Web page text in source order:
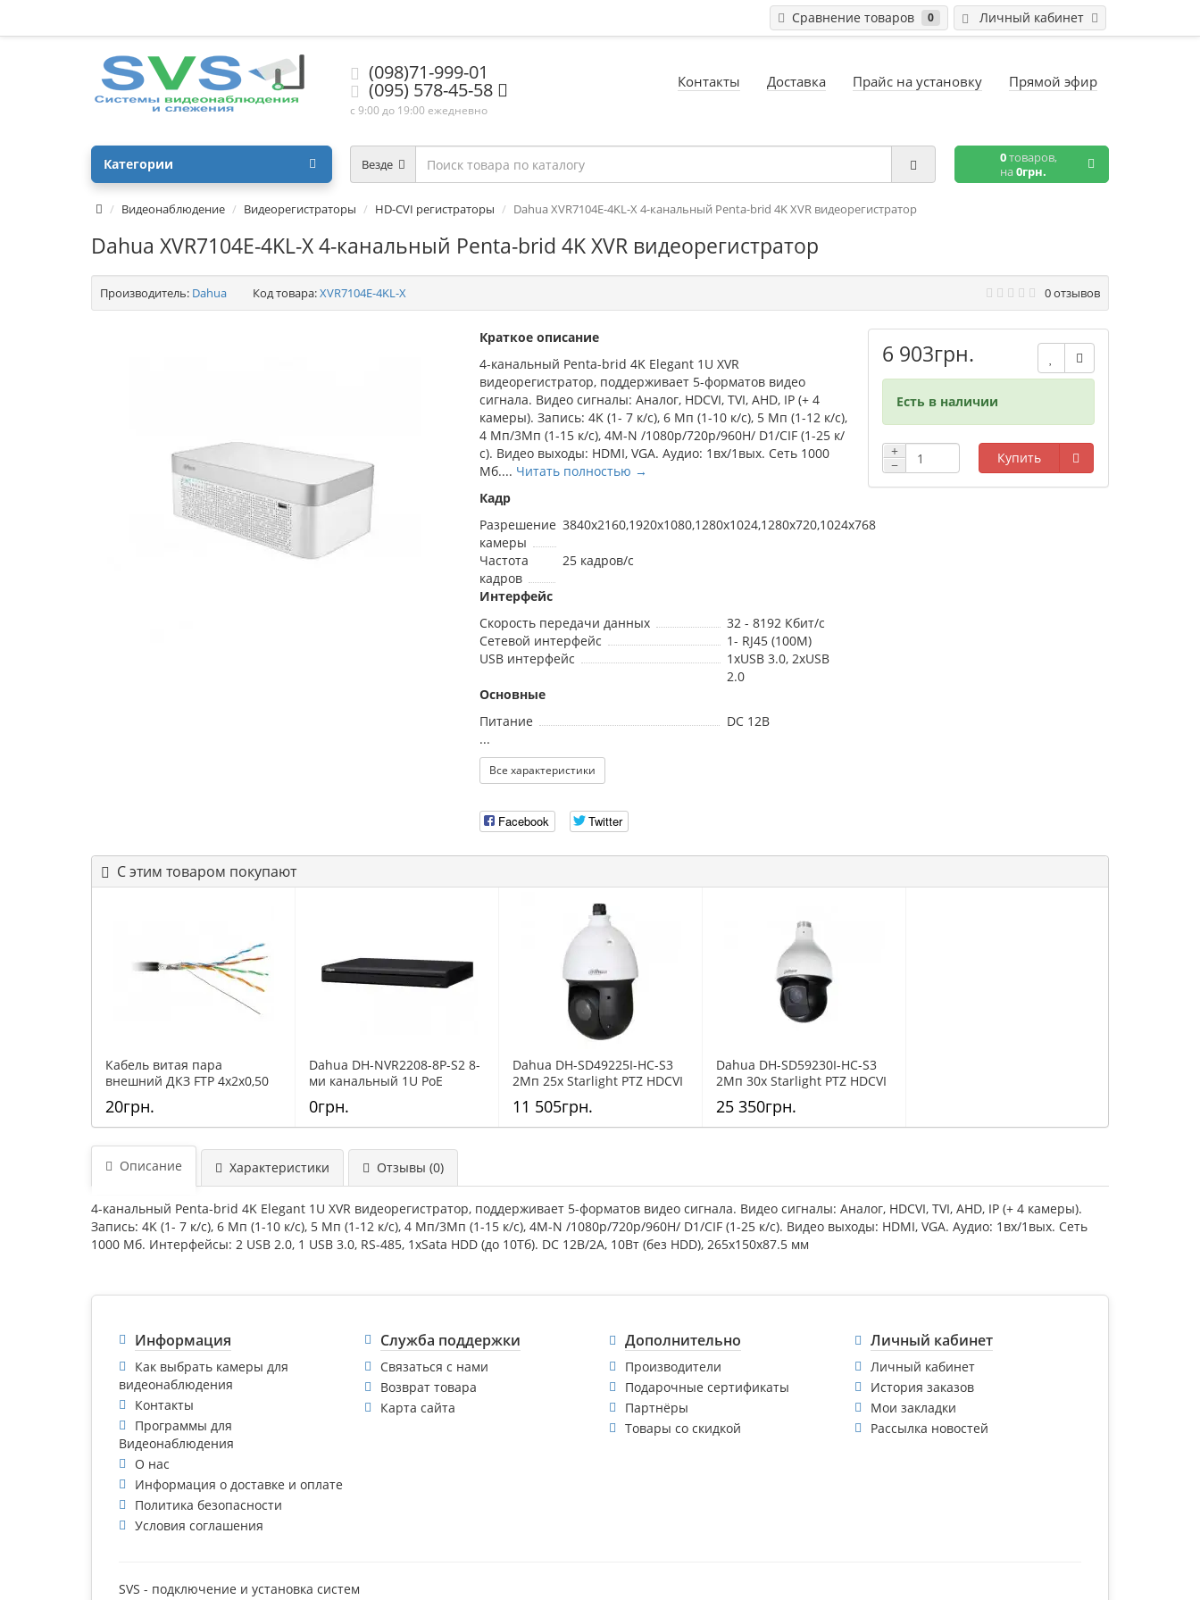
Личный кабинет
Сравнение товаров 0
(098)71-999-01
(095) 578-45-58
с 9:00 до 19:00 ежедневно
Контакты Доставка Прайс на установку Прямой эфир
Везде 0товаров,
на0грн.
Категории
Видеонаблюдение Видеорегистраторы HD-CVI регистраторы Dahua XVR7104E-4KL-X 4-канальный Penta-brid 4K XVR видеорегистратор
Dahua XVR7104E-4KL-X 4-канальный Penta-brid 4K XVR видеорегистратор
Производитель: Dahua Код товара:XVR7104E-4KL-X 0 отзывов
Краткое описание
4-канальный Penta-brid 4K Elegant 1U XVR
видеорегистратор, поддерживает 5-форматов видео
сигнала. Видео сигналы: Аналог, HDCVI, TVI, AHD, IP (+ 4
камеры). Запись: 4K (1- 7 к/с), 6 Мп (1-10 к/с), 5 Мп (1-12 к/с),
4 Мп/3Мп (1-15 к/с), 4M-N /1080p/720p/960H/ D1/CIF (1-25 к/
с). Видео выходы: HDMI, VGA. Аудио: 1вх/1вых. Сеть 1000
Мб.... Читать полностью →
Кадр
Разрешение
камеры
3840x2160,1920x1080,1280x1024,1280x720,1024x768
Частота
кадров
25 кадров/с
Интерфейс
Скорость передачи данных
32 - 8192 Кбит/с
Сетевой интерфейс
1- RJ45 (100M)
USB интерфейс
1хUSB 3.0, 2xUSB
2.0
Основные
Питание
DC 12В
...
Все характеристики
Facebook Twitter
6 903грн.
Есть в наличии
+
−
Купить
С этим товаром покупают
Кабель витая пара
внешний ДКЗ FTP 4x2x0,50
ПE - Медь
20грн.
Dahua DH-NVR2208-8P-S2 8-
ми канальный 1U PoE
сетевой видеорегистратор
0грн.
Dahua DH-SD49225I-HC-S3
2Mп 25x Starlight PTZ HDCVI
камера с ИК подсветкой
11 505грн.
Dahua DH-SD59230I-HC-S3
2Mп 30x Starlight PTZ HDCVI
камера с ИК подсветкой
25 350грн.
Описание Характеристики Отзывы (0)
4-канальный Penta-brid 4K Elegant 1U XVR видеорегистратор, поддерживает 5-форматов видео сигнала. Видео сигналы: Аналог, HDCVI, TVI, AHD, IP (+ 4 камеры).
Запись: 4K (1- 7 к/с), 6 Мп (1-10 к/с), 5 Мп (1-12 к/с), 4 Мп/3Мп (1-15 к/с), 4M-N /1080p/720p/960H/ D1/CIF (1-25 к/с). Видео выходы: HDMI, VGA. Аудио: 1вх/1вых. Сеть
1000 Мб. Интерфейсы: 2 USB 2.0, 1 USB 3.0, RS-485, 1xSata HDD (до 10Тб). DC 12В/2А, 10Вт (без HDD), 265x150x87.5 мм
Информация
Как выбрать камеры для
видеонаблюдения
Контакты
Программы для
Видеонаблюдения
О нас
Информация о доставке и оплате
Политика безопасности
Условия соглашения
Служба поддержки
Связаться с нами
Возврат товара
Карта сайта
Дополнительно
Производители
Подарочные сертификаты
Партнёры
Товары со скидкой
Личный кабинет
Личный кабинет
История заказов
Мои закладки
Рассылка новостей
SVS - подключение и установка систем